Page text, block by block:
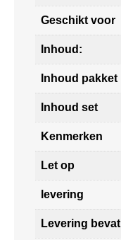
Geschikt voor
Inhoud:
Inhoud pakket
Inhoud set
Kenmerken
Let op
levering
Levering bevat